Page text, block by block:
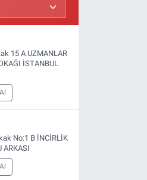
15 A UZMANLAR
İSTANBUL
No:1 B İNCİRLİK
ARKASI